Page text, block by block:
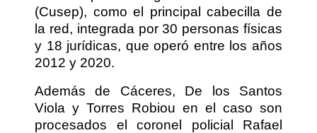
(Cusep), como el principal cabecilla de
la red, integrada por 30 personas físicas
y 18 jurídicas, que operó entre los años
2012 y 2020.
Además de Cáceres, De los Santos
Viola y Torres Robiou en el caso son
procesados el coronel policial Rafael